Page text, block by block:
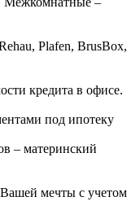
Plafen, BrusBox,
кредита в офисе.
под ипотеку
– материнский
Вашей мечты с учетом